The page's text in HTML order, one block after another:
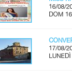
16/08/
DOM
17/08/